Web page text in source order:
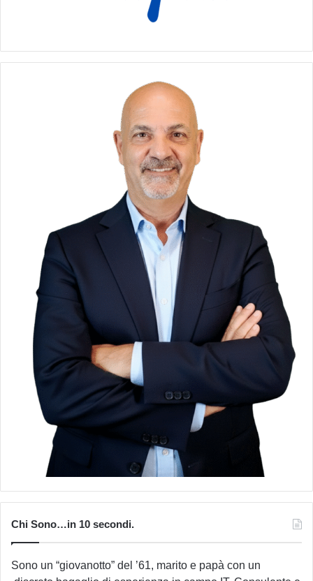
Chi Sono…in 10 secondi.
Sono un “giovanotto” del ’61, marito e papà con un